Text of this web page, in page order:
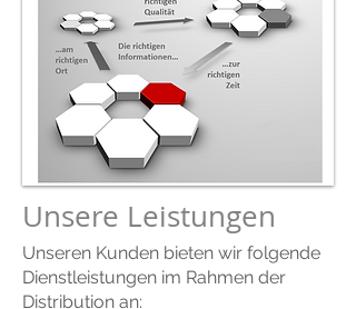
Unsere Leistungen
Unseren Kunden bieten wir folgende
Dienstleistungen im Rahmen der
Distribution an: